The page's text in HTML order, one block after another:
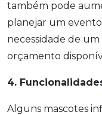
também pode
planejar um
necessidade de
orçamento
4.
Alguns mascotes